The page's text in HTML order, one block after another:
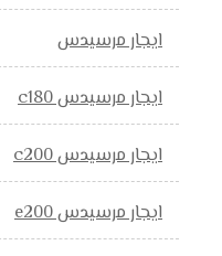
ايجار مرسيدس
ايجار مرسيدس c180
ايجار مرسيدس c200
ايجار مرسيدس e200